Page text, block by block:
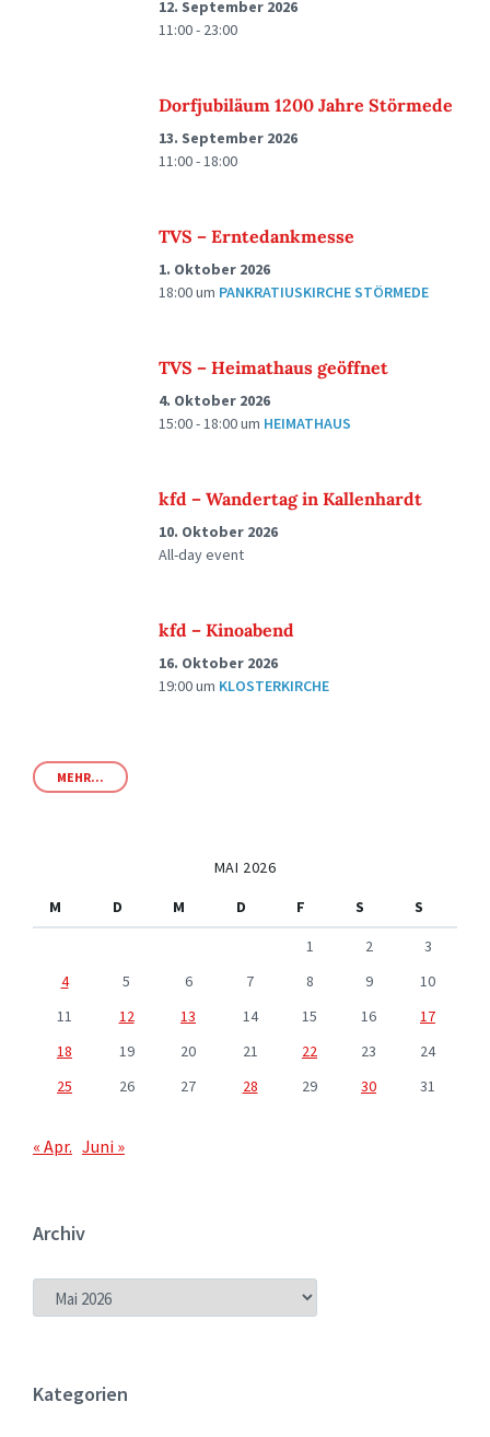
12. September 2026
11:00 - 23:00
Dorfjubiläum 1200 Jahre Störmede
13. September 2026
11:00 - 18:00
TVS – Erntedankmesse
1. Oktober 2026
18:00um PANKRATIUSKIRCHE STÖRMEDE
TVS – Heimathaus geöffnet
4. Oktober 2026
15:00 - 18:00um HEIMATHAUS
kfd – Wandertag in Kallenhardt
10. Oktober 2026
All-day event
kfd – Kinoabend
16. Oktober 2026
19:00um KLOSTERKIRCHE
MEHR...
MAI 2026
M
D M D F S
S
1
2
3
4
5 6 7 8 9
10
11
12 13 14 15 16
17
18
19 20 21 22 23
24
25
26 27 28 29 30 31
« Apr. Juni »
Archiv
ARCHIV
Kategorien